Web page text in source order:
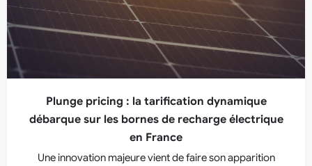
Plunge pricing : la tarification dynamique
débarque sur les bornes de recharge électrique
en France
Une innovation majeure vient de faire son apparition